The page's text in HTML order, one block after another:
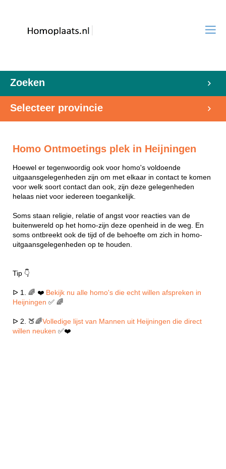
Zoeken
Selecteer provincie
Homo Ontmoetings plek in Heijningen
Hoewel er tegenwoordig ook voor homo's voldoende
uitgaansgelegenheden zijn om met elkaar in contact te komen
voor welk soort contact dan ook, zijn deze gelegenheden
helaas niet voor iedereen toegankelijk.
Soms staan religie, relatie of angst voor reacties van de
buitenwereld op het homo-zijn deze openheid in de weg. En
soms ontbreekt ook de tijd of de behoefte om zich in homo-
uitgaansgelegenheden op te houden.
Tip 👇
ᐅ 1. 🌈 ❤️ Bekijk nu alle homo's die echt willen afspreken in
Heijningen ✅ 🌈
ᐅ 2. 🍑🌈Volledige lijst van Mannen uit Heijningen die direct
willen neuken ✅❤️